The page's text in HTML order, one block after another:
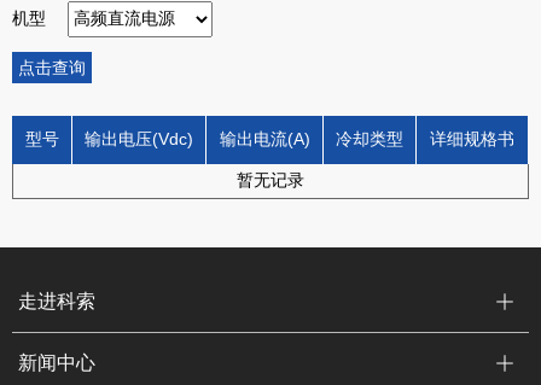
机型
点击查询
型号 输出电压(Vdc) 输出电流(A) 冷却类型 详细规格书
暂无记录
走进科索
新闻中心